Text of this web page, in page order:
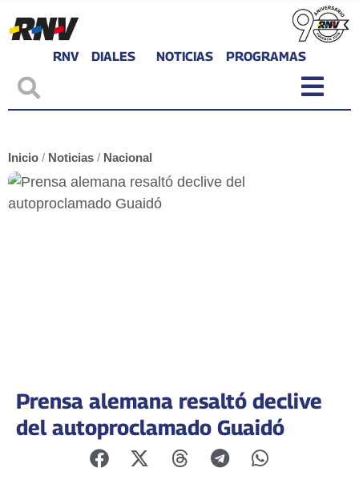
RNV DIALES NOTICIAS PROGRAMAS
Inicio / Noticias / Nacional
Prensa alemana resaltó declive
del autoproclamado Guaidó